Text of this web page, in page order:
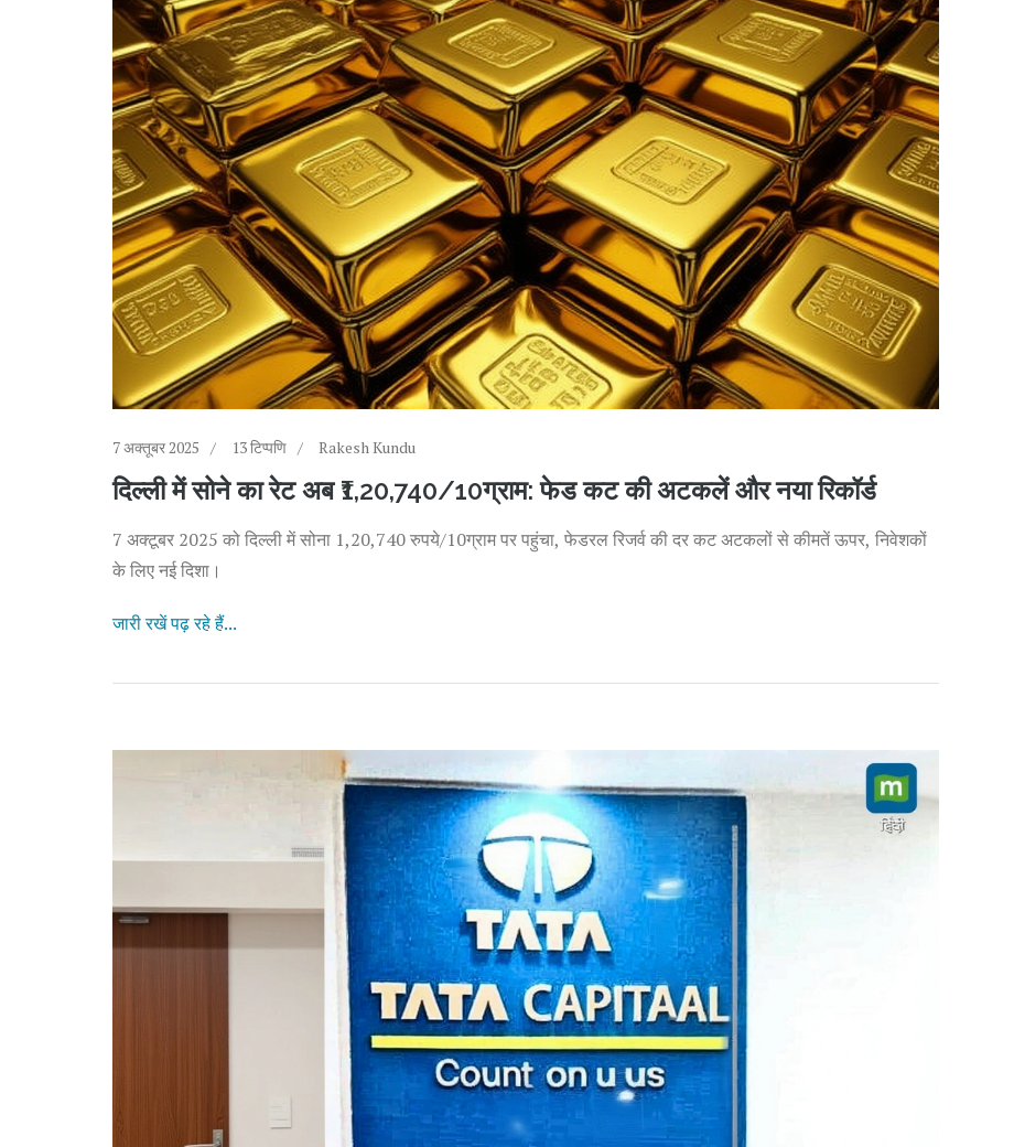
7 अक्तूबर 2025 13 टिप्पणि Rakesh Kundu
दिल्ली में सोने का रेट अब ₹1,20,740/10ग्राम: फेड कट की अटकलें और नया रिकॉर्ड
7 अक्टूबर 2025 को दिल्ली में सोना 1,20,740 रुपये/10ग्राम पर पहुंचा, फेडरल रिजर्व की दर कट अटकलों से कीमतें ऊपर, निवेशकों
के लिए नई दिशा।
जारी रखें पढ़ रहे हैं...